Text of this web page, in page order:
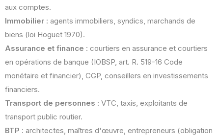
aux comptes.
Immobilier : agents immobiliers, syndics, marchands de
biens (loi Hoguet 1970).
Assurance et finance : courtiers en assurance et courtiers
en opérations de banque (IOBSP, art. R. 519-16 Code
monétaire et financier), CGP, conseillers en investissements
financiers.
Transport de personnes : VTC, taxis, exploitants de
transport public routier.
BTP : architectes, maîtres d'œuvre, entrepreneurs (obligation